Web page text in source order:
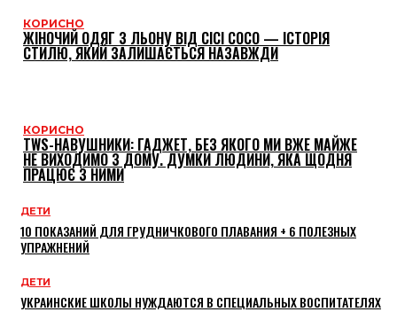
КОРИСНО
ЖІНОЧИЙ ОДЯГ З ЛЬОНУ ВІД CICI COCO — ІСТОРІЯ
СТИЛЮ, ЯКИЙ ЗАЛИШАЄТЬСЯ НАЗАВЖДИ
КОРИСНО
TWS-НАВУШНИКИ: ГАДЖЕТ, БЕЗ ЯКОГО МИ ВЖЕ МАЙЖЕ
НЕ ВИХОДИМО З ДОМУ. ДУМКИ ЛЮДИНИ, ЯКА ЩОДНЯ
ПРАЦЮЄ З НИМИ
ДЕТИ
10 ПОКАЗАНИЙ ДЛЯ ГРУДНИЧКОВОГО ПЛАВАНИЯ + 6 ПОЛЕЗНЫХ
УПРАЖНЕНИЙ
ДЕТИ
УКРАИНСКИЕ ШКОЛЫ НУЖДАЮТСЯ В СПЕЦИАЛЬНЫХ ВОСПИТАТЕЛЯХ